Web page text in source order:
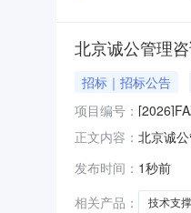
北京诚公管理
招标｜招标公告
项目编号：
正文内容： 北京诚
价。特
归档整
发布时间： 1秒前
相关产品：
技术支